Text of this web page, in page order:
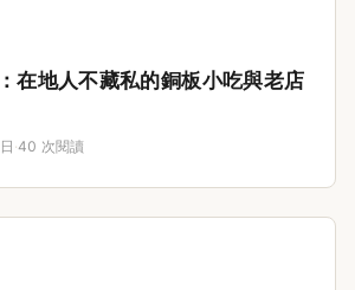
在地人不藏私的銅板小吃與老店
·40 次閱讀